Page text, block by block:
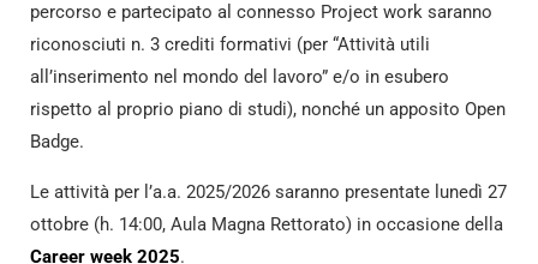
percorso e partecipato al connesso Project work saranno
riconosciuti n. 3 crediti formativi (per “Attività utili
all’inserimento nel mondo del lavoro” e/o in esubero
rispetto al proprio piano di studi), nonché un apposito Open
Badge.
Le attività per l’a.a. 2025/2026 saranno presentate lunedì 27
ottobre (h. 14:00, Aula Magna Rettorato) in occasione della
Career week 2025.